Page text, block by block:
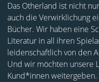
Das Otherland ist nicht
auch die Verwirklichung
Bücher. Wir haben eine
Literatur in all ihren
leidenschaftlich von den
Und wir möchten unsere
Kund*innen weitergeben.